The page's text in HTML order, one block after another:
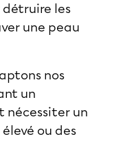
les
une peau
nos
un
nécessiter un
ou des